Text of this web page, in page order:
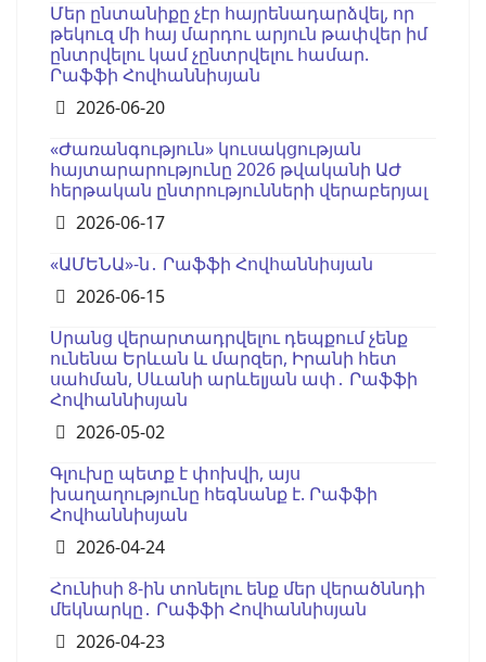
Մեր ընտանիքը չէր հայրենադարձվել, որ
թեկուզ մի հայ մարդու արյուն թափվեր իմ
ընտրվելու կամ չընտրվելու համար.
Րաֆֆի Հովհաննիսյան
Details
2026-06-20
«Ժառանգություն» կուսակցության
հայտարարությունը 2026 թվականի ԱԺ
հերթական ընտրությունների վերաբերյալ
Details
2026-06-17
«ԱՄԵՆԱ»-ն․ Րաֆֆի Հովհաննիսյան
Details
2026-06-15
Սրանց վերարտադրվելու դեպքում չենք
ունենա Երևան և մարզեր, Իրանի հետ
սահման, Սևանի արևելյան ափ․ Րաֆֆի
Հովհաննիսյան
Details
2026-05-02
Գլուխը պետք է փոխվի, այս
խաղաղությունը հեգնանք է. Րաֆֆի
Հովհաննիսյան
Details
2026-04-24
Հունիսի 8-ին տոնելու ենք մեր վերածննդի
մեկնարկը․ Րաֆֆի Հովհաննիսյան
Details
2026-04-23